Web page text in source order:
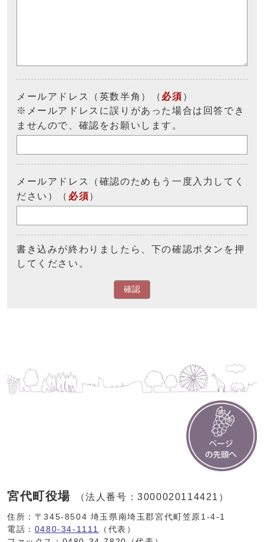
メールアドレス（英数半角）（ 必須 ）
※メールアドレスに誤りがあった場合は回答でき
ませんので、確認をお願いします。
メールアドレス（確認のためもう一度入力してく
ださい）（ 必須）
書き込みが終わりましたら、下の確認ボタンを押
してください。
確認
宮代町役場 （法人番号：3000020114421）
住所：〒345-8504 埼玉県南埼玉郡宮代町笠原1-4-1
電話： 0480-34-1111
（代表）